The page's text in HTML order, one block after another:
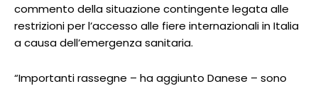
commento della situazione contingente legata alle
restrizioni per l’accesso alle fiere internazionali in Italia
a causa dell’emergenza sanitaria.
“Importanti rassegne – ha aggiunto Danese – sono